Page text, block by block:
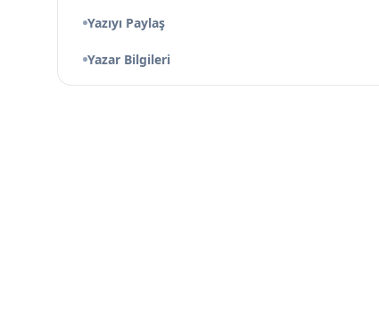
Yazıyı Paylaş
Yazar Bilgileri